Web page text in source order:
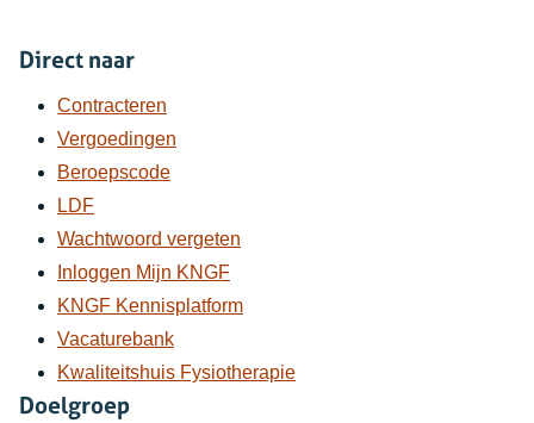
Direct naar
Contracteren
Vergoedingen
Beroepscode
LDF
Wachtwoord vergeten
Inloggen Mijn KNGF
KNGF Kennisplatform
Vacaturebank
Kwaliteitshuis Fysiotherapie
Doelgroep